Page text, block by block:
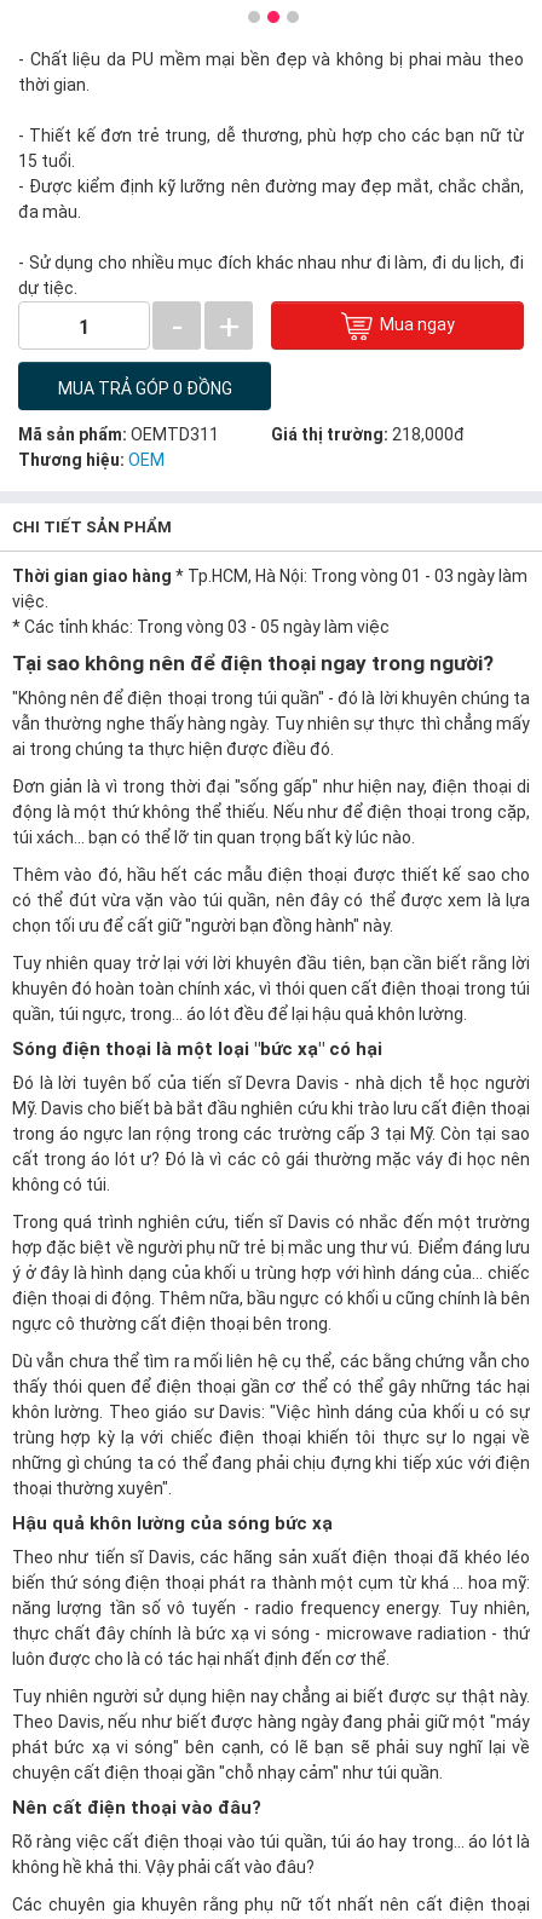
- Chất liệu da PU mềm mại bền đẹp và không bị phai màu theo
thời gian.
- Thiết kế đơn trẻ trung, dễ thương, phù hợp cho các bạn nữ từ
15 tuổi.
- Được kiểm định kỹ lưỡng nên đường may đẹp mắt, chắc chắn,
đa màu.
- Sử dụng cho nhiều mục đích khác nhau như đi làm, đi du lịch, đi
dự tiệc.
1 - + Mua ngay
MUA TRẢ GÓP 0 ĐỒNG
Mã sản phẩm: OEMTD311 Giá thị trường: 218,000đ
Thương hiệu: OEM
CHI TIẾT SẢN PHẨM
Thời gian giao hàng * Tp.HCM, Hà Nội: Trong vòng 01 - 03 ngày làm
việc.
* Các tỉnh khác: Trong vòng 03 - 05 ngày làm việc
Tại sao không nên để điện thoại ngay trong người?
"Không nên để điện thoại trong túi quần" - đó là lời khuyên chúng ta
vẫn thường nghe thấy hàng ngày. Tuy nhiên sự thực thì chẳng mấy
ai trong chúng ta thực hiện được điều đó.
Đơn giản là vì trong thời đại "sống gấp" như hiện nay, điện thoại di
động là một thứ không thể thiếu. Nếu như để điện thoại trong cặp,
túi xách... bạn có thể lỡ tin quan trọng bất kỳ lúc nào.
Thêm vào đó, hầu hết các mẫu điện thoại được thiết kế sao cho
có thể đút vừa vặn vào túi quần, nên đây có thể được xem là lựa
chọn tối ưu để cất giữ "người bạn đồng hành" này.
Tuy nhiên quay trở lại với lời khuyên đầu tiên, bạn cần biết rằng lời
khuyên đó hoàn toàn chính xác, vì thói quen cất điện thoại trong túi
quần, túi ngực, trong... áo lót đều để lại hậu quả khôn lường.
Sóng điện thoại là một loại "bức xạ" có hại
Đó là lời tuyên bố của tiến sĩ Devra Davis - nhà dịch tễ học người
Mỹ. Davis cho biết bà bắt đầu nghiên cứu khi trào lưu cất điện thoại
trong áo ngực lan rộng trong các trường cấp 3 tại Mỹ. Còn tại sao
cất trong áo lót ư? Đó là vì các cô gái thường mặc váy đi học nên
không có túi.
Trong quá trình nghiên cứu, tiến sĩ Davis có nhắc đến một trường
hợp đặc biệt về người phụ nữ trẻ bị mắc ung thư vú. Điểm đáng lưu
ý ở đây là hình dạng của khối u trùng hợp với hình dáng của... chiếc
điện thoại di động. Thêm nữa, bầu ngực có khối u cũng chính là bên
ngực cô thường cất điện thoại bên trong.
Dù vẫn chưa thể tìm ra mối liên hệ cụ thể, các bằng chứng vẫn cho
thấy thói quen để điện thoại gần cơ thể có thể gây những tác hại
khôn lường. Theo giáo sư Davis: "Việc hình dáng của khối u có sự
trùng hợp kỳ lạ với chiếc điện thoại khiến tôi thực sự lo ngại về
những gì chúng ta có thể đang phải chịu đựng khi tiếp xúc với điện
thoại thường xuyên".
Hậu quả khôn lường của sóng bức xạ
Theo như tiến sĩ Davis, các hãng sản xuất điện thoại đã khéo léo
biến thứ sóng điện thoại phát ra thành một cụm từ khá ... hoa mỹ:
năng lượng tần số vô tuyến - radio frequency energy. Tuy nhiên,
thực chất đây chính là bức xạ vi sóng - microwave radiation - thứ
luôn được cho là có tác hại nhất định đến cơ thể.
Tuy nhiên người sử dụng hiện nay chẳng ai biết được sự thật này.
Theo Davis, nếu như biết được hàng ngày đang phải giữ một "máy
phát bức xạ vi sóng" bên cạnh, có lẽ bạn sẽ phải suy nghĩ lại về
chuyện cất điện thoại gần "chỗ nhạy cảm" như túi quần.
Nên cất điện thoại vào đâu?
Rõ ràng việc cất điện thoại vào túi quần, túi áo hay trong... áo lót là
không hề khả thi. Vậy phải cất vào đâu?
Các chuyên gia khuyên rằng phụ nữ tốt nhất nên cất điện thoại